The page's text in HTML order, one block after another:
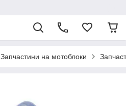
Запчастини на мотоблоки